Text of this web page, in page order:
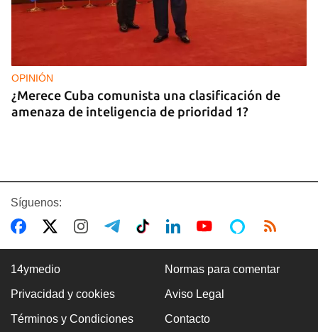
OPINIÓN
¿Merece Cuba comunista una clasificación de
amenaza de inteligencia de prioridad 1?
EE UU
Síguenos:
14ymedio Normas para comentar
Privacidad y cookies Aviso Legal
Términos y Condiciones Contacto